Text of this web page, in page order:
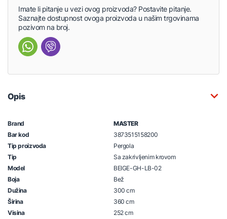
Imate li pitanje u vezi ovog proizvoda? Postavite pitanje.
Saznajte dostupnost ovoga proizvoda u našim trgovinama
pozivom na broj.
Opis
Brand
MASTER
Bar kod
3873515158200
Tip proizvoda
Pergola
Tip
Sa zakrivljenim krovom
Model
BEIGE-GH-LB-02
Boja
Bež
Dužina
300 cm
Širina
360 cm
Visina
252 cm